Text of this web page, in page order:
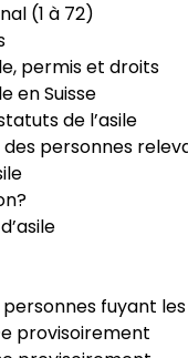
(1 à 72)
permis et droits
en Suisse
de l’asile
personnes
personnes fuyant
provisoirement